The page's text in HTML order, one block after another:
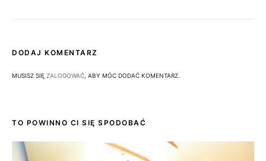
DODAJ KOMENTARZ
MUSISZ SIĘ ZALOGOWAĆ , ABY MÓC DODAĆ KOMENTARZ.
TO POWINNO CI SIĘ SPODOBAĆ